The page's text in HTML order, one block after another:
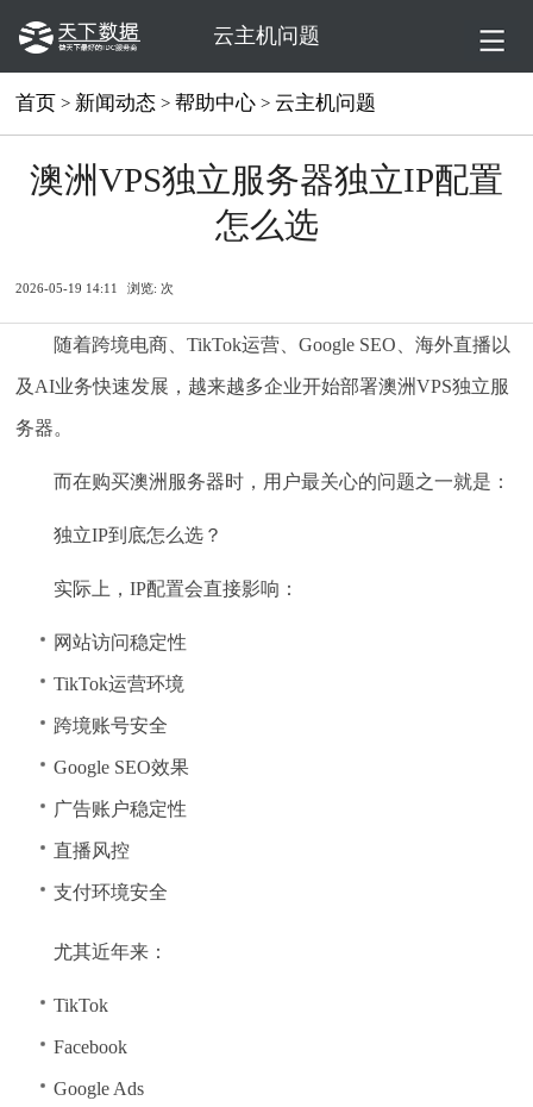
云主机问题
首页 > 新闻动态 >帮助中心 > 云主机问题
澳洲VPS独立服务器独立IP配置
怎么选
2026-05-19 14:11 浏览: 次
随着跨境电商、TikTok运营、Google SEO、海外直播以
及AI业务快速发展，越来越多企业开始部署澳洲VPS独立服
务器。
而在购买澳洲服务器时，用户最关心的问题之一就是：
独立IP到底怎么选？
实际上，IP配置会直接影响：
网站访问稳定性
TikTok运营环境
跨境账号安全
Google SEO效果
广告账户稳定性
直播风控
支付环境安全
尤其近年来：
TikTok
Facebook
Google Ads